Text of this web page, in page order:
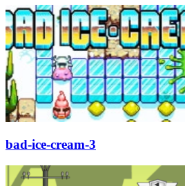
bad-ice-cream-3